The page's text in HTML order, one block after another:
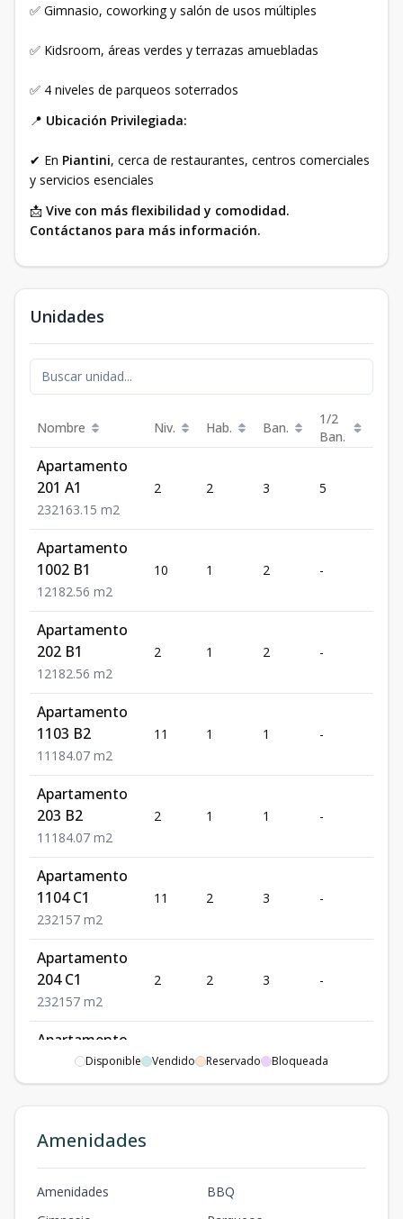
✅ Gimnasio, coworking y salón de usos múltiples
✅ Kidsroom, áreas verdes y terrazas amuebladas
✅ 4 niveles de parqueos soterrados
📍 Ubicación Privilegiada:
✔ En Piantini, cerca de restaurantes, centros comerciales
y servicios esenciales
📩 Vive con más flexibilidad y comodidad.
Contáctanos para más información.
Unidades
Nombre Niv. Hab. Ban.
1/2
Ban.
Apartamento
201 A1
232163.15 m2
2 2 3 5
Apartamento
1002 B1
1 21 82.56 m2
10 1 2 -
Apartamento
202 B1
1 21 82.56 m2
2 1 2 -
Apartamento
1103 B2
1 1 1 84.07 m2
11 1 1 -
Apartamento
203 B2
1 1 1 84.07 m2
2 1 1 -
Apartamento
1104 C1
232157 m2
11 2 3 -
Apartamento
204 C1
232157 m2
2 2 3 -
Apartamento
1101 A3
232178.29m2
11 2 3 5
Disponible Vendido Reservado Bloqueada
Amenidades
Amenidades
BBQ